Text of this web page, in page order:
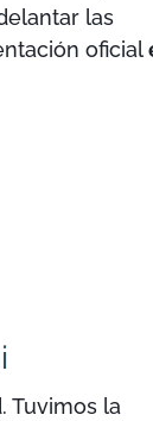
las
oficial
Tuvimos la